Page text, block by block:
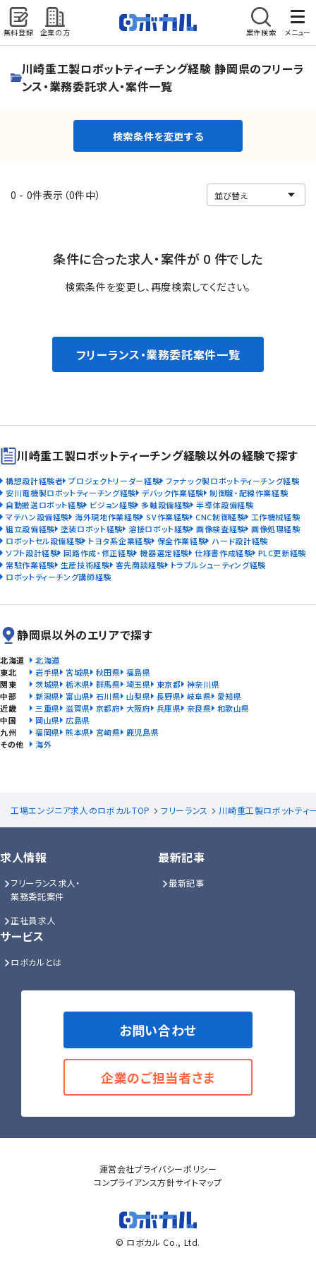
無料登録 企業の方 案件検索 メニュー
検索条件を変更する
川崎重工製ロボットティーチング経験 静岡県のフリーラ
ンス・業務委託求人・案件一覧
検索条件を変更する
0 - 0件表示（0件中）
条件に合った求人・案件が 0 件でした
検索条件を変更し、再度検索してください。
フリーランス・業務委託案件一覧
川崎重工製ロボットティーチング経験以外の経験で探す
構想設計経験者 プロジェクトリーダー経験 ファナック製ロボットティーチング経験
安川電機製ロボットティーチング経験 デバック作業経験 制御盤・配線作業経験
自動搬送ロボット経験 ビジョン経験 多軸設備経験 半導体設備経験
マテハン設備経験 海外現地作業経験 SV作業経験 CNC制御経験 工作機械経験
組立設備経験 塗装ロボット経験 溶接ロボット経験 画像検査経験 画像処理経験
ロボットセル設備経験 トヨタ系企業経験 保全作業経験 ハード設計経験
ソフト設計経験 回路作成・修正経験 機器選定経験 仕様書作成経験 PLC更新経験
常駐作業経験 生産技術経験 客先商談経験 トラブルシューティング経験
ロボットティーチング講師経験
静岡県以外のエリアで探す
北海道
北海道
東北
岩手県 宮城県 秋田県 福島県
関東
茨城県 栃木県 群馬県 埼玉県 東京都
神奈川県
中部
新潟県 富山県 石川県 山梨県 長野県 岐阜県
愛知県
近畿
三重県 滋賀県 京都府 大阪府 兵庫県 奈良県 和歌山県
中国
岡山県
広島県
九州
福岡県 熊本県 宮崎県
鹿児島県
その他
海外
工場エンジニア求人のロボカルTOP フリーランス 川崎重工製ロボットティ
求人情報
フリーランス求人・
業務委託案件
正社員求人
最新記事
最新記事
サービス
ロボカルとは
お問い合わせ
企業のご担当者さま
運営会社プライバシーポリシー
コンプライアンス方針サイトマップ
© ロボカル Co., Ltd.